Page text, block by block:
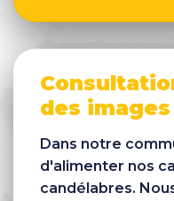
des images
Dans notre
d'alimenter nos
candélabres.